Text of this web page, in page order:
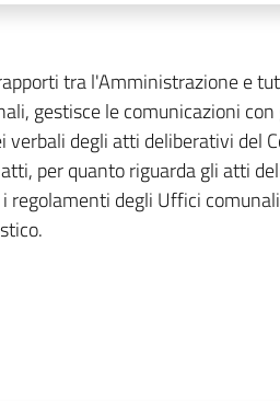
tra l'Amministrazione e
gestisce le comunicazioni
verbali degli atti deliberativi del
per quanto riguarda gli atti
regolamenti degli Uffici